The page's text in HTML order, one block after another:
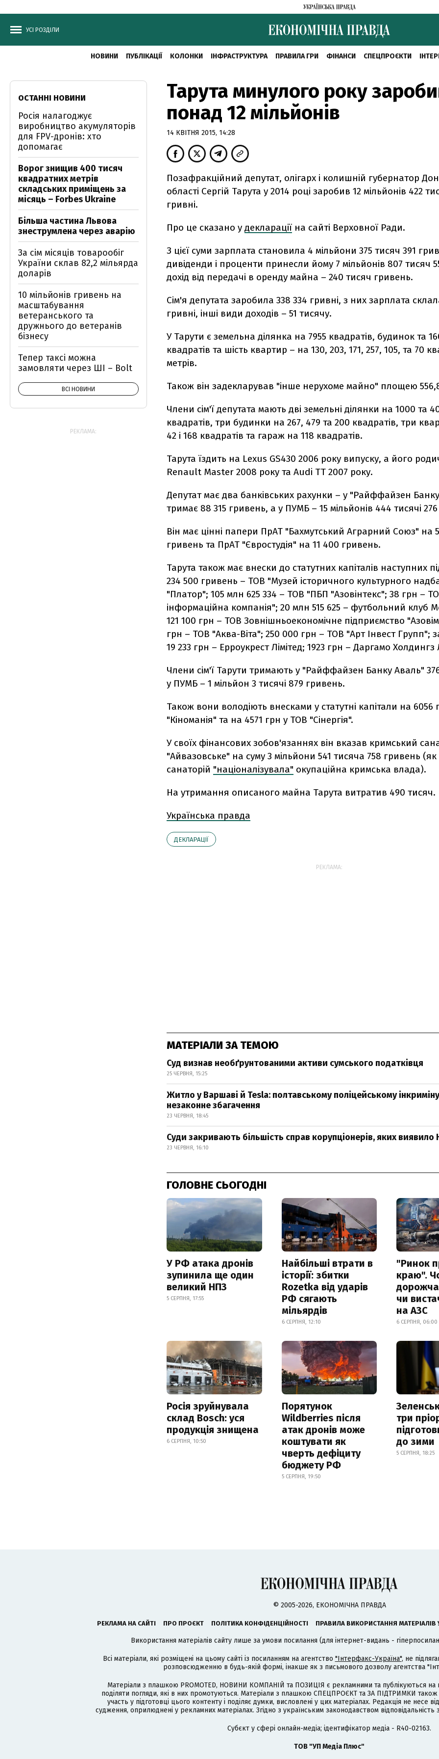
УСІ РОЗДІЛИ
НОВИНИ ПУБЛІКАЦІЇ КОЛОНКИ ІНФРАСТРУКТУРА ПРАВИЛА ГРИ ФІНАНСИ СПЕЦПРОЄКТИ
Тарута минулого року
понад 12 мільйонів
14 КВІТНЯ 2015, 14:28
Позафракційний депутат, олігарх і колишній губернатор
області Сергій Тарута у 2014 році заробив 12 мільйонів 422
гривні.
Про це сказано у декларації на сайті Верховної Ради.
З цієї суми зарплата становила 4 мільйони 375 тисяч 391
дивіденди і проценти принесли йому 7 мільйонів 807 тисяч
дохід від передачі в оренду майна – 240 тисяч гривень.
Сім'я депутата заробила 338 334 гривні, з них зарплата
гривні, інші види доходів – 51 тисячу.
У Тарути є земельна ділянка на 7955 квадратів, будинок та
квадратів та шість квартир – на 130, 203, 171, 257, 105, та 70
метрів.
Також він задекларував "інше нерухоме майно" площею
Члени сім'ї депутата мають дві земельні ділянки на 1000 та
квадратів, три будинки на 267, 479 та 200 квадратів, три
42 і 168 квадратів та гараж на 118 квадратів.
Тарута їздить на Lexus GS430 2006 року випуску, а його
Renault Master 2008 року та Audi TT 2007 року.
Депутат має два банківських рахунки – у "Райффайзен
тримає 88 315 гривень, а у ПУМБ – 15 мільйонів 444 тисячі
Він має цінні папери ПрАТ "Бахмутський Аграрний Союз" на
гривень та ПрАТ "Євростудія" на 11 400 гривень.
Тарута також має внески до статутних капіталів наступних
234 500 гривень – ТОВ "Музей історичного культурного
"Платор"; 105 млн 625 334 – ТОВ "ПБП "Азовінтекс"; 38 грн –
інформаційна компанія"; 20 млн 515 625 – футбольний клуб
121 100 грн – ТОВ Зовнішньоекономічне підприємство
грн – ТОВ "Аква-Віта"; 250 000 грн – ТОВ "Арт Інвест Групп";
19 233 грн – Ерроукрест Лімітед; 1923 грн – Даргамо Холдингз
Члени сім'ї Тарути тримають у "Райффайзен Банку Аваль"
у ПУМБ – 1 мільйон 3 тисячі 879 гривень.
Також вони володіють внесками у статутні капітали на 6056
"Кіноманія" та на 4571 грн у ТОВ "Сінергія".
У своїх фінансових зобов'язаннях він вказав кримський
"Айвазовське" на суму 3 мільйони 541 тисяча 758 гривень (як
санаторій "націоналізувала" окупаційна кримська влада).
На утримання описаного майна Тарута витратив 490 тисяч.
Українська правда
ДЕКЛАРАЦІЇ
РЕКЛАМА:
МАТЕРІАЛИ ЗА ТЕМОЮ
Суд визнав необґрунтованими активи сумського податківця
25 ЧЕРВНЯ, 15:25
Житло у Варшаві й Tesla: полтавському поліцейському
незаконне збагачення
23 ЧЕРВНЯ, 18:45
Суди закривають більшість справ корупціонерів, яких виявило
23 ЧЕРВНЯ, 16:10
ГОЛОВНЕ СЬОГОДНІ
У РФ атака дронів
зупинила ще один
великий НПЗ
5 СЕРПНЯ, 17:55
Найбільші втрати в
історії: збитки
Rozetka від ударів
РФ сягають
мільярдів
6 СЕРПНЯ, 12:10
"Ринок
краю".
чи
на АЗС
6 СЕРПНЯ, 06:00
Росія зруйнувала
склад Bosch: уся
продукція знищена
6 СЕРПНЯ, 10:50
Порятунок
Wildberries після
атак дронів може
коштувати як
чверть дефіциту
бюджету РФ
5 СЕРПНЯ, 19:50
три
до зими
5 СЕРПНЯ, 18:25
ОСТАННІ НОВИНИ
Росія налагоджує
виробництво акумуляторів
для FPV-дронів: хто
допомагає
Ворог знищив 400 тисяч
квадратних метрів
складських приміщень за
місяць – Forbes Ukraine
Більша частина Львова
знеструмлена через аварію
За сім місяців товарообіг
України склав 82,2 мільярда
доларів
10 мільйонів гривень на
масштабування
ветеранського та
дружнього до ветеранів
бізнесу
Тепер таксі можна
замовляти через ШІ – Bolt
ВСІ НОВИНИ
РЕКЛАМА:
© 2005-2026, ЕКОНОМІЧНА ПРАВДА
РЕКЛАМА НА САЙТІ ПРО ПРОЄКТ ПОЛІТИКА КОНФІДЕНЦІЙНОСТІ ПРАВИЛА ВИКОРИСТАННЯ МАТЕРІАЛІВ
Використання матеріалів сайту лише за умови посилання (для інтернет-видань -
Всі матеріали, які розміщені на цьому сайті із посиланням на агентство "Інтерфакс-Україна", не
розповсюдженню в будь-якій формі, інакше як з письмового дозволу агентства
Матеріали з плашкою PROMOTED, НОВИНИ КОМПАНІЙ та ПОЗИЦІЯ є рекламними та публікуються на
поділяти погляди, які в них промотуються. Матеріали з плашкою СПЕЦПРОЄКТ та ЗА ПІДТРИМКИ
участь у підготовці цього контенту і поділяє думки, висловлені у цих матеріалах. Редакція не несе
судження, оприлюднені у рекламних матеріалах. Згідно з українським законодавством
Cубєкт у сфері онлайн-медіа; ідентифікатор медіа - R40-02163.
ТОВ "УП Медіа Плюс"